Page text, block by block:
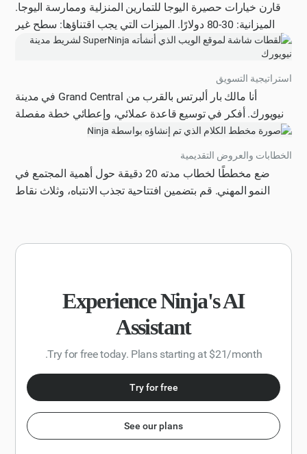
قارن خيارات حصيرة اليوجا للتمارين المنزلية وممارسة اليوجا.
الميزانية: 30-80 دولارًا. الميزات التي يجب اقتناؤها: سطح غير
قابل للانزلاق، وتوسيد مناسب، ومواد صديقة للبيئة، ومتانة،
والموثوقية والقيمة مقابل المال ومراجعات المستخدمين.
استراتيجية التسويق
أنا مالك بار ألبرتس بالقرب من Grand Central في مدينة
نيويورك. أفكر في توسيع قاعدة عملائي، وإعطائي خطة مفصلة
للتسويق واكتساب المستخدمين وتحويلها إلى موقع ويب تفاعلي
يعرض أساليب مختلفة وتأثيرات محتملة لأنني أريد مضاعفة
إيراداتي في الأشهر الستة المقبلة دون زيادة تكاليفي كثيرًا. ابحث
عن منافسي في المنطقة وأدرج في الخطة أفضل طريقة يمكنني
التنافس معهم. اجعل موقع الويب حديثًا وملائمًا للموضوع وممتعًا
الخطابات والعروض التقديمية
ضع مخططًا لخطاب مدته 20 دقيقة حول أهمية المجتمع في
النمو المهني. قم بتضمين افتتاحية تجذب الانتباه، وثلاث نقاط
Experience Ninja's AI
Assistant
Try for free today. Plans starting at $21/month.
Try for free
See our plans